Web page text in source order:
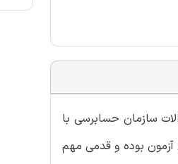
سازمان حسابرسی با
آزمون بوده و قدمی مهم